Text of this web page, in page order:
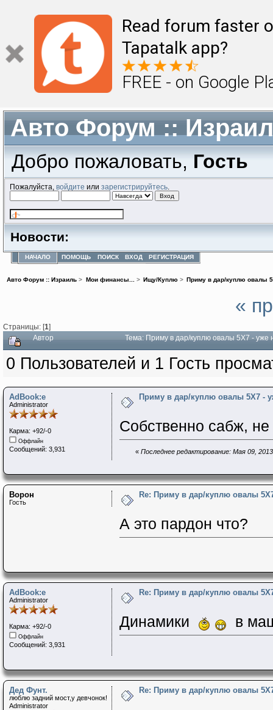
Read forum faster
Tapatalk app?
FREE - on Google
Авто Форум ::
Добро пожаловать,Гость
Пожалуйста,войдите илизарегистрируйтесь
Новости:
НАЧАЛО ПОМОЩЬ ПОИСК ВХОД РЕГИСТРАЦИЯ
Авто Форум :: Израиль > Мои финансы...> Ищу/Куплю> Приму в дар/куплю овалы
«
Страницы: [1]
Автор Тема: Приму в дар/куплю овалы 5Х7 - уже
0 Пользователей и 1 Гость
AdBook:e
Administrator
Карма: +92/-0
Оффлайн
Сообщений: 3,931
Приму в дар/куплю овалы 5Х7 -
Собственно сабж,
« Последнее редактирование: Мая 09,
Ворон
Гость
Re: Приму в дар/куплю овалы
А это пардон что?
AdBook:e
Administrator
Карма: +92/-0
Оффлайн
Сообщений: 3,931
Re: Приму в дар/куплю овалы
Динамики в
Дед Фунт.
люблю задний мост,у девчонок!
Administrator
Re: Приму в дар/куплю овалы